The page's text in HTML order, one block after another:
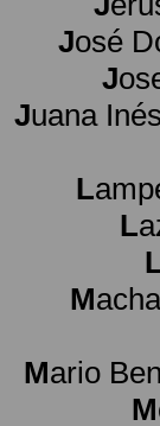
José
J
Juana
L
L
M
Mario
M